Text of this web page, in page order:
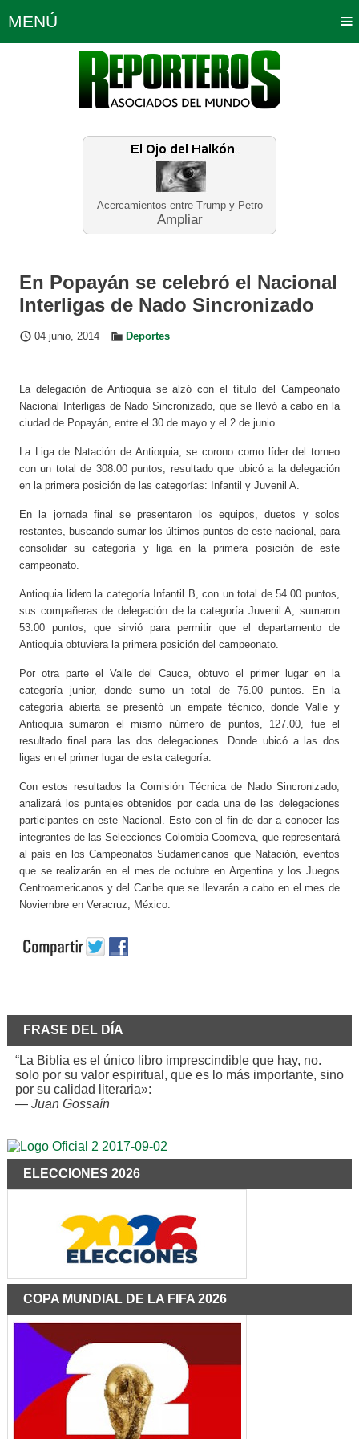
Acercamientos entre Trump y Petro
Ampliar
MENÚ
Política Opinión Bogotá
Planeta Tierra Deportes
Educación Neira
En Popayán se celebró el Nacional
Interligas de Nado Sincronizado
04 junio, 2014 Deportes
La delegación de Antioquia se alzó con el título del Campeonato
Nacional Interligas de Nado Sincronizado, que se llevó a cabo en la
ciudad de Popayán, entre el 30 de mayo y el 2 de junio.
La Liga de Natación de Antioquia, se corono como líder del torneo
con un total de 308.00 puntos, resultado que ubicó a la delegación
en la primera posición de las categorías: Infantil y Juvenil A.
En la jornada final se presentaron los equipos, duetos y solos
restantes, buscando sumar los últimos puntos de este nacional, para
consolidar su categoría y liga en la primera posición de este
campeonato.
Antioquia lidero la categoría Infantil B, con un total de 54.00 puntos,
sus compañeras de delegación de la categoría Juvenil A, sumaron
53.00 puntos, que sirvió para permitir que el departamento de
Antioquia obtuviera la primera posición del campeonato.
Por otra parte el Valle del Cauca, obtuvo el primer lugar en la
categoría junior, donde sumo un total de 76.00 puntos. En la
categoría abierta se presentó un empate técnico, donde Valle y
Antioquia sumaron el mismo número de puntos, 127.00, fue el
resultado final para las dos delegaciones. Donde ubicó a las dos
ligas en el primer lugar de esta categoría.
Con estos resultados la Comisión Técnica de Nado Sincronizado,
analizará los puntajes obtenidos por cada una de las delegaciones
participantes en este Nacional. Esto con el fin de dar a conocer las
integrantes de las Selecciones Colombia Coomeva, que representará
al país en los Campeonatos Sudamericanos que Natación, eventos
que se realizarán en el mes de octubre en Argentina y los Juegos
Centroamericanos y del Caribe que se llevarán a cabo en el mes de
Noviembre en Veracruz, México.
FRASE DEL DÍA
“La Biblia es el único libro imprescindible que hay, no.
solo por su valor espiritual, que es lo más importante, sino
por su calidad literaria»:
— Juan Gossaín
ELECCIONES 2026
COPA MUNDIAL DE LA FIFA 2026